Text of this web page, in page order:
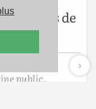
temps de
public.